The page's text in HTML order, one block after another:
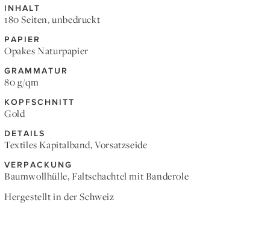
INHALT
180 Seiten, unbedruckt
PAPIER
Opakes Naturpapier
GRAMMATUR
80 g/qm
KOPFSCHNITT
Gold
DETAILS
Textiles Kapitalband, Vorsatzseide
VERPACKUNG
Baumwollhülle, Faltschachtel mit Banderole
Hergestellt in der Schweiz